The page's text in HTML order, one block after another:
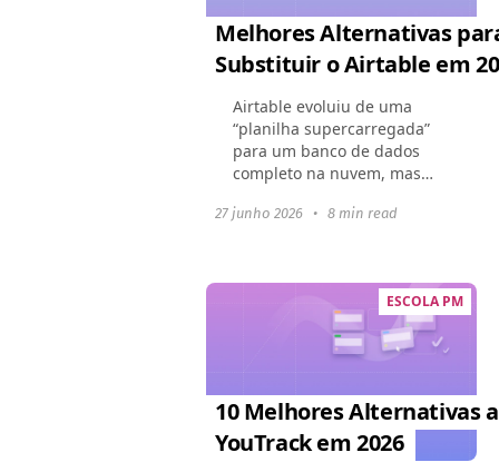
Melhores Alternativas
Substituir o Airtable em
Airtable evoluiu de uma
“planilha supercarregada”
para um banco de dados
completo na nuvem, mas
expansão elevou os preços.
sobrecarregada...
27 junho 2026 • 8 min read
ESCOLA PM
10 Melhores Alternativas
YouTrack em 2026